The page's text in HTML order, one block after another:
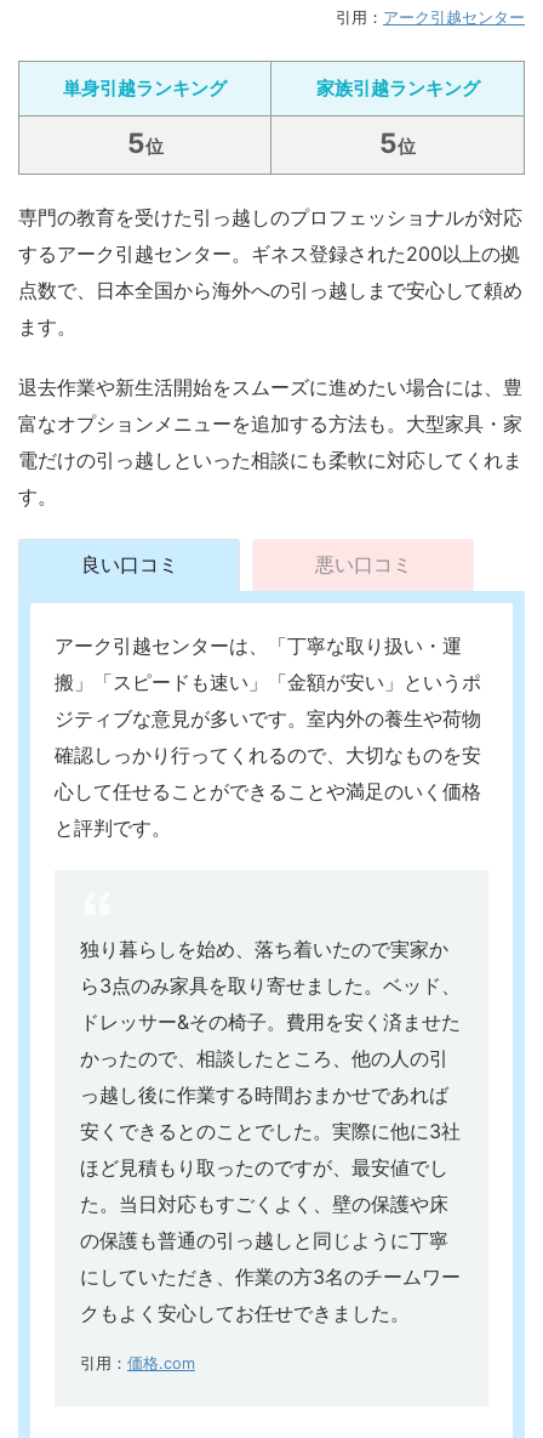
引用： アーク引越センター
単身引越ランキング 家族引越ランキング
5位 5位
専門の教育を受けた引っ越しのプロフェッショナルが対応
するアーク引越センター。ギネス登録された200以上の拠
点数で、日本全国から海外への引っ越しまで安心して頼め
ます。
退去作業や新生活開始をスムーズに進めたい場合には、豊
富なオプションメニューを追加する方法も。大型家具・家
電だけの引っ越しといった相談にも柔軟に対応してくれま
す。
良い口コミ 悪い口コミ
アーク引越センターは、「丁寧な取り扱い・運
搬」「スピードも速い」「金額が安い」というポ
ジティブな意見が多いです。室内外の養生や荷物
確認しっかり行ってくれるので、大切なものを安
心して任せることができることや満足のいく価格
と評判です。
独り暮らしを始め、落ち着いたので実家か
ら3点のみ家具を取り寄せました。ベッド、
ドレッサー&その椅子。 費用を安く済ませた
かったので、相談したところ、他の人の引
っ越し後に作業する時間おまかせであれば
安くできるとのことでした。実際に他に3社
ほど見積もり取ったのですが、最安値でし
た。 当日対応もすごくよく、壁の保護や床
の保護も普通の引っ越しと同じように丁寧
にしていただき、作業の方3名のチームワー
クもよく安心してお任せできました。
引用： 価格.com